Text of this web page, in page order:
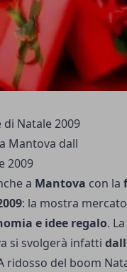
a Mantova con la
: la mostra
e idee regalo.
si svolgerà infatti
ridosso del boom